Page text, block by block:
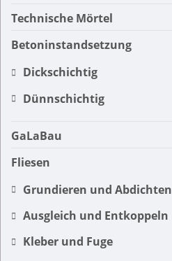
Technische Mörtel
Betoninstandsetzung
Dickschichtig
Dünnschichtig
GaLaBau
Fliesen
Grundieren und Abdichten
Ausgleich und Entkoppeln
Kleber und Fuge